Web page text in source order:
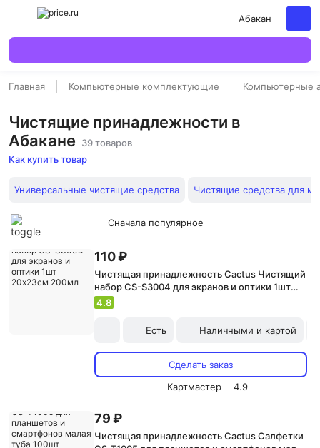
Абакан
Главная Компьютерные комплектующие Компьютерные
Чистящие принадлежности в
Абакане
39 товаров
Как купить товар
Универсальные чистящие средства Чистящие средства для
Сначала популярное
110 ₽
Чистящая принадлежность Cactus Чистящий
набор CS-S3004 для экранов и оптики 1шт
20x23см 200мл
4.8
Есть Наличными и картой
Сделать заказ
Картмастер
4.9
79 ₽
Чистящая принадлежность Cactus Салфетки